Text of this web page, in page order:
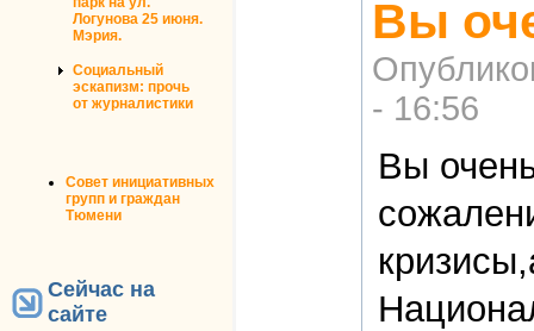
Логунова 25 июня.
Мэрия.
Социальный
эскапизм: прочь
от журналистики
Совет инициативных
групп и граждан
Тюмени
Сейчас на
сайте
Вы
- 16:56
Вы